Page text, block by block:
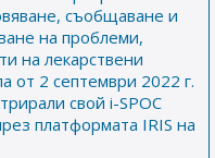
съобщаване и
на проблеми,
на лекарствени
от 2 септември 2022 г.
свой i-SPOC
платформата IRIS на